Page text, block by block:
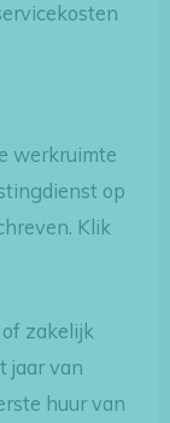
werkruimte
op
Klik
zakelijk
jaar van
huur van